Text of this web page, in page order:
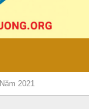
Năm 2021